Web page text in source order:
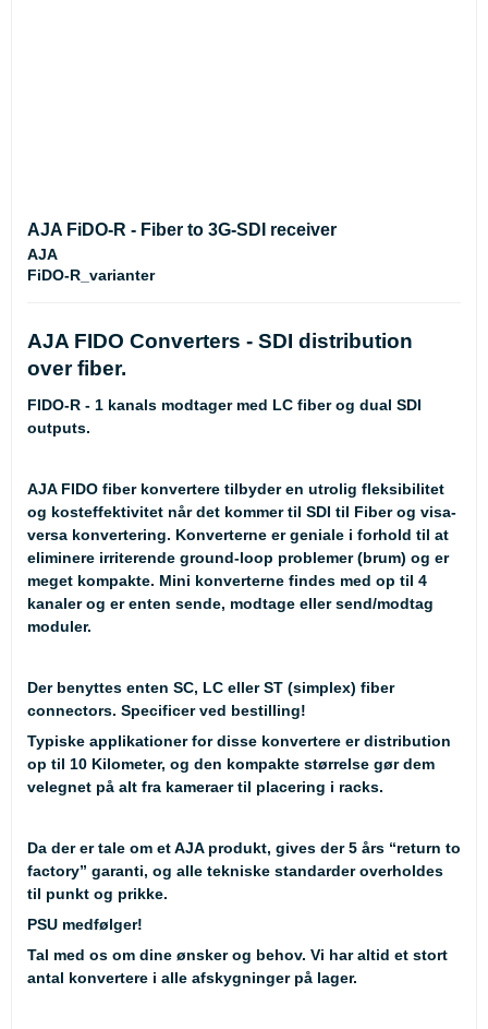
AJA FiDO-R - Fiber to 3G-SDI receiver
AJA
FiDO-R_varianter
AJA FIDO Converters - SDI distribution
over fiber.
FIDO-R - 1 kanals modtager med LC fiber og dual SDI
outputs.
AJA FIDO fiber konvertere tilbyder en utrolig fleksibilitet
og kosteffektivitet når det kommer til SDI til Fiber og visa-
versa konvertering. Konverterne er geniale i forhold til at
eliminere irriterende ground-loop problemer (brum) og er
meget kompakte. Mini konverterne findes med op til 4
kanaler og er enten sende, modtage eller send/modtag
moduler.
Der benyttes enten SC, LC eller ST (simplex) fiber
connectors. Specificer ved bestilling!
Typiske applikationer for disse konvertere er distribution
op til 10 Kilometer, og den kompakte størrelse gør dem
velegnet på alt fra kameraer til placering i racks.
Da der er tale om et AJA produkt, gives der 5 års “return to
factory” garanti, og alle tekniske standarder overholdes
til punkt og prikke.
PSU medfølger!
Tal med os om dine ønsker og behov. Vi har altid et stort
antal konvertere i alle afskygninger på lager.